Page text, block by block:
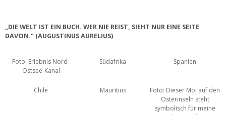
„DIE WELT IST EIN BUCH. WER NIE REIST, SIEHT NUR EINE SEITE
DAVON.“ (AUGUSTINUS AURELIUS)
Foto: Erlebnis Nord-
Ostsee-Kanal
Südafrika Spanien
Chile Mauritius
Foto: Dieser Moi auf den
Osterinseln steht
symbolisch für meine